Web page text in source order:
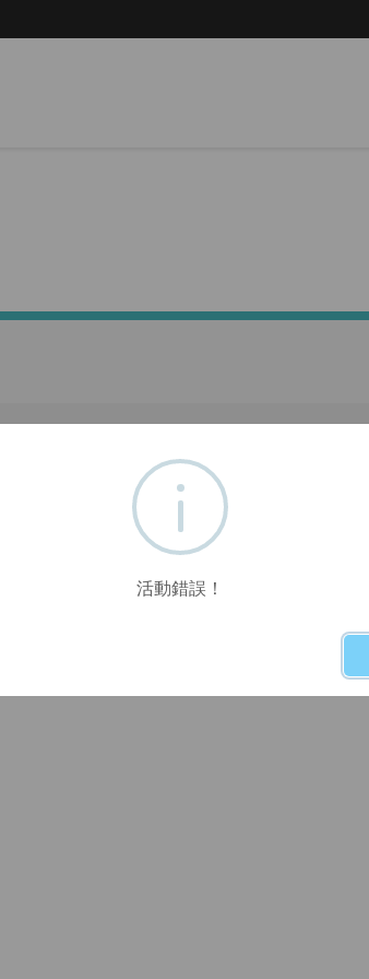
活動錯誤！